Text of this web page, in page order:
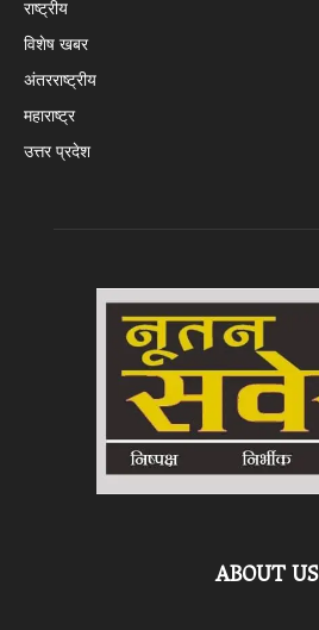
राष्ट्रीय
विशेष खबर
अंतरराष्ट्रीय
महाराष्ट्र
उत्तर प्रदेश
ABOUT US